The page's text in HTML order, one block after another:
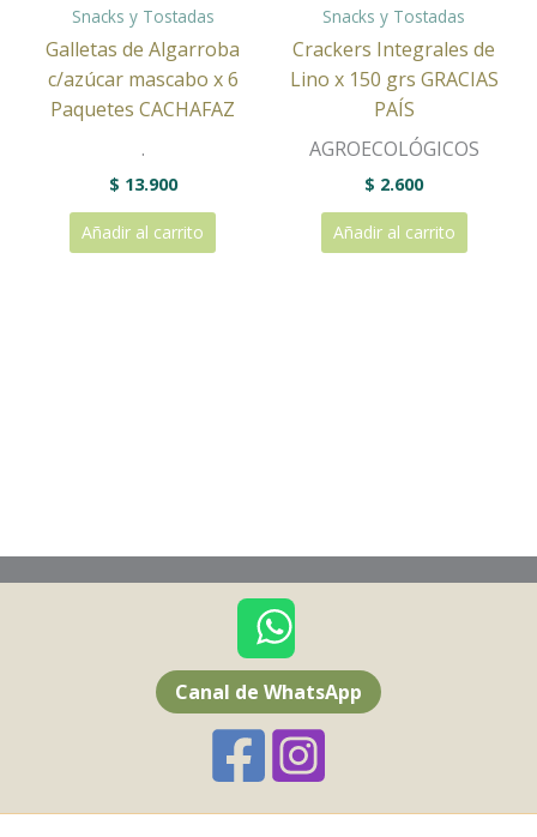
Snacks y Tostadas
Galletas de Algarroba
c/azúcar mascabo x 6
Paquetes CACHAFAZ
.
$ 13.900
Añadir al carrito
Snacks y Tostadas
Crackers Integrales de
Lino x 150 grs GRACIAS
PAÍS
AGROECOLÓGICOS
$ 2.600
Añadir al carrito
Canal de WhatsApp